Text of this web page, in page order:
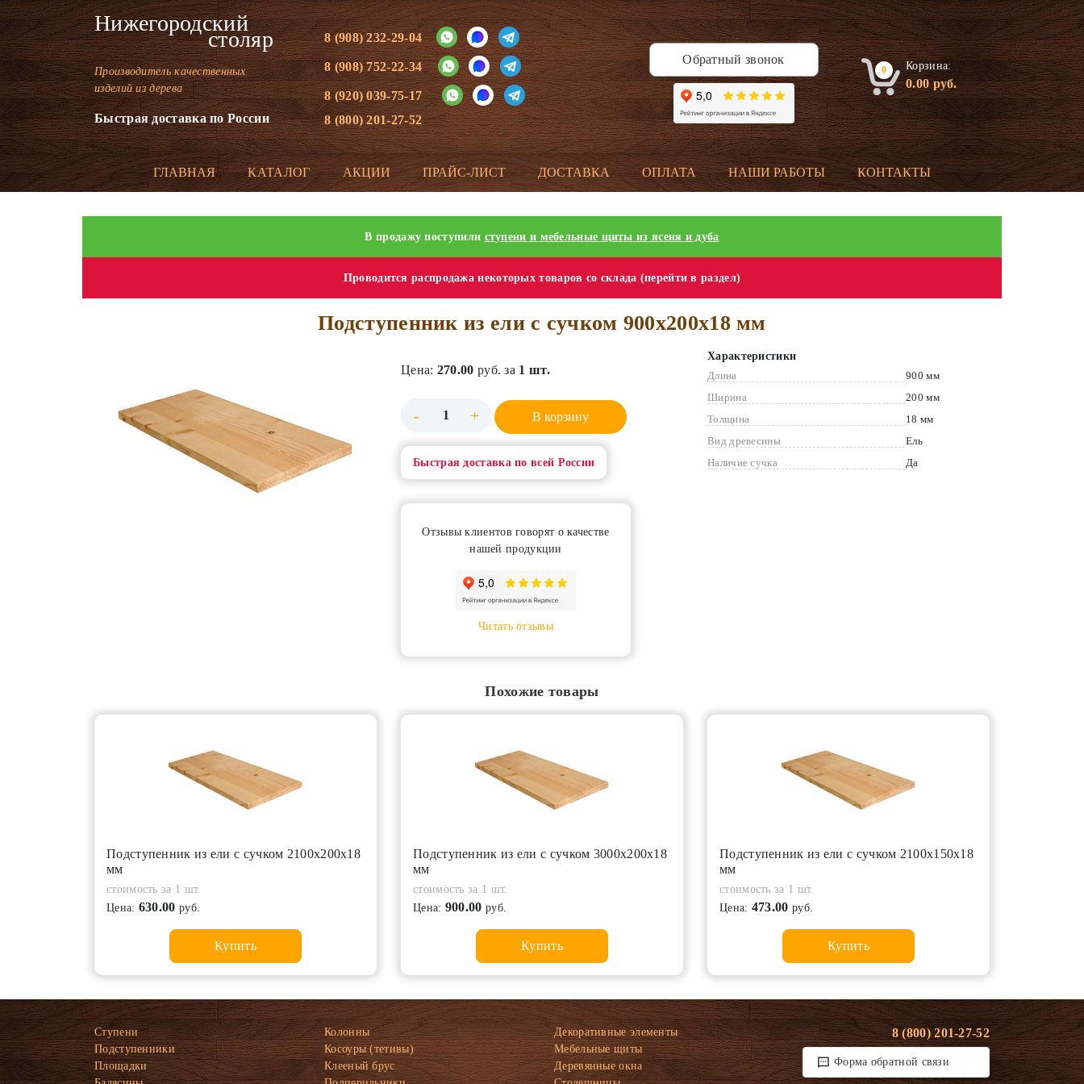
Нижегородский
столяр
Производитель качественных
изделий из дерева
Быстрая доставка по России
8 (908) 232-29-04
8 (908) 752-22-34
8 (920) 039-75-17
8 (800) 201-27-52
Обратный звонок
0 Корзина:
0.00руб.
ГЛАВНАЯ КАТАЛОГ АКЦИИ ПРАЙС-ЛИСТ ДОСТАВКА ОПЛАТА НАШИ РАБОТЫ КОНТАКТЫ
В продажу поступили ступени и мебельные щиты из ясеня и дуба
Проводится распродажа некоторых товаров со склада (перейти в раздел)
Подступенник из ели с сучком 900х200х18 мм
Цена: 270.00 руб. за 1 шт.
- + В корзину
Быстрая доставка по всей России
Отзывы клиентов говорят о качестве
нашей продукции
Читать отзывы
Характеристики
Длина
900 мм
Ширина
200 мм
Толщина
18 мм
Вид древесины
Ель
Наличие сучка
Да
Похожие товары
Подступенник из ели с сучком 2100х200х18
мм
стоимость за 1 шт.
Цена: 630.00 руб.
Купить
Подступенник из ели с сучком 3000х200х18
мм
стоимость за 1 шт.
Цена: 900.00 руб.
Купить
Подступенник из ели с сучком 2100х150х18
мм
стоимость за 1 шт.
Цена: 473.00 руб.
Купить
Ступени
Подступенники
Площадки
Колонны
Косоуры (тетивы)
Клееный брус
Декоративные элементы
Мебельные щиты
Деревянные окна
8 (800) 201-27-52
Форма обратной связи